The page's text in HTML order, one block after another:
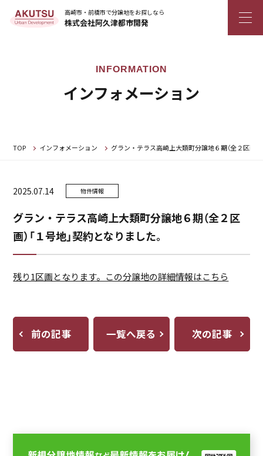
高崎市・前橋市で分譲地をお探しなら
株式会社阿久津都市開発
インフォメーション
TOP インフォメーション グラン・テラス高崎上大類町分譲地６期（全２区画）
2025.07.14 物件情報
グラン・テラス高崎上大類町分譲地６期（全２区
画）「１号地」契約となりました。
残り1区画となります。この分譲地の詳細情報はこちら
前の記事 一覧へ戻る 次の記事